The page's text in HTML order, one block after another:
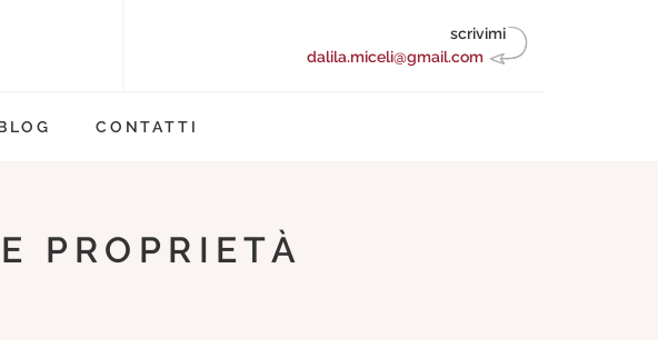
scrivimi
dalila.miceli@gmail.com
CONTATTI
PROPRIETÀ